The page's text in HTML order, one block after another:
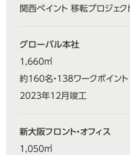
関西ペイント 移転プロジェク
グローバル本社
1,660㎡
約160名・138ワークポイント
2023年12月竣工
新大阪フロント・オフィス
1,050㎡